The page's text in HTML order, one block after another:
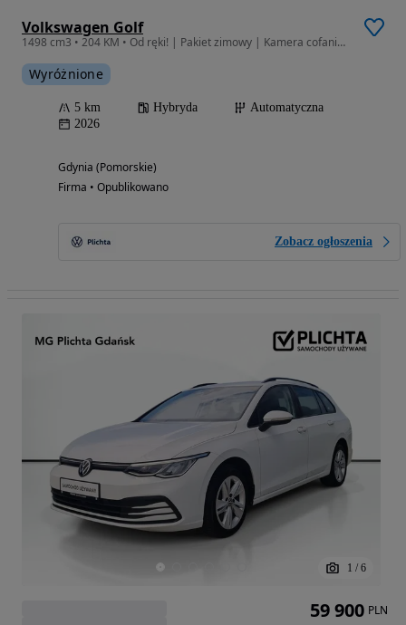
Volkswagen Golf
1498 cm3 • 204 KM • Od ręki! | Pakiet zimowy | Kamera cofania | App-Connect
Wyróżnione
5 km Hybryda
Automatyczna
2026
Gdynia (Pomorskie)
Firma • Opublikowano
Zobacz ogłoszenia
1 / 6
59 900 PLN